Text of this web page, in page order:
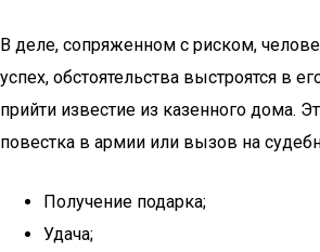
В деле, сопряженном с риском,
успех, обстоятельства выстроятся в
прийти известие из казенного дома.
повестка в армии или вызов на
Получение подарка;
Удача;